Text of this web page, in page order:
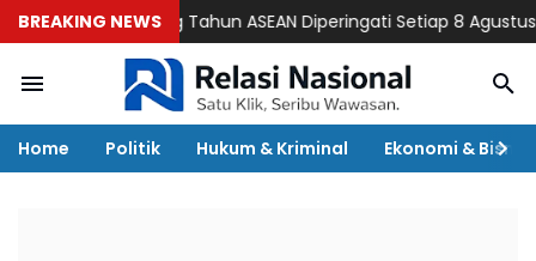
BREAKING NEWS
Ulang Tahun ASEAN Diperingati Setiap 8 Agustus,
Home Politik Hukum & Kriminal Ekonomi & Bisnis